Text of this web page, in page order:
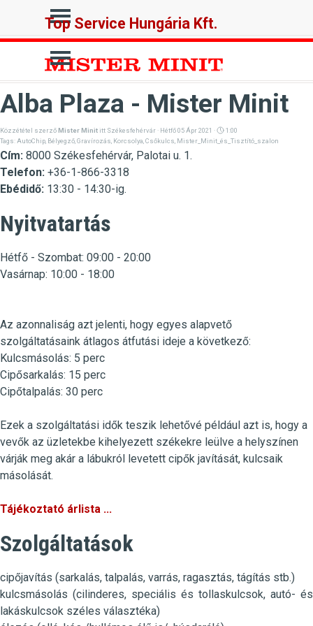
Ugrás a menüre
Top Service Hungária Kft.
Ugrás a menüre
Alba Plaza - Mister Minit
Közzététel szerzőMister Minit itt Székesfehérvár · Hétfő 05 Ápr 2021 ·
1:00
Tags: AutoChip Bélyegző Gravírozás Korcsolya Csőkulcs Mister_Minit_és_Tisztító_szalon
Cím: 8000 Székesfehérvár, Palotai u. 1.
Telefon: +36-1-866-3318
Ebédidő: 13:30 - 14:30-ig.
Nyitvatartás
Hétfő - Szombat: 09:00 - 20:00
Vasárnap: 10:00 - 18:00
Az azonnaliság azt jelenti, hogy egyes alapvető
szolgáltatásaink átlagos átfutási ideje a következő:
Kulcsmásolás: 5 perc
Cipősarkalás: 15 perc
Cipőtalpalás: 30 perc
Ezek a szolgáltatási idők teszik lehetővé például azt is, hogy a
vevők az üzletekbe kihelyezett székekre leülve a helyszínen
várják meg akár a lábukról levetett cipők javítását, kulcsaik
másolását.
Tájékoztató árlista ...
Szolgáltatások
cipőjavítás (sarkalás, talpalás, varrás, ragasztás, tágítás stb.)
kulcsmásolás (cilinderes, speciális és tollaskulcsok, autó- és
lakáskulcsok széles választéka)